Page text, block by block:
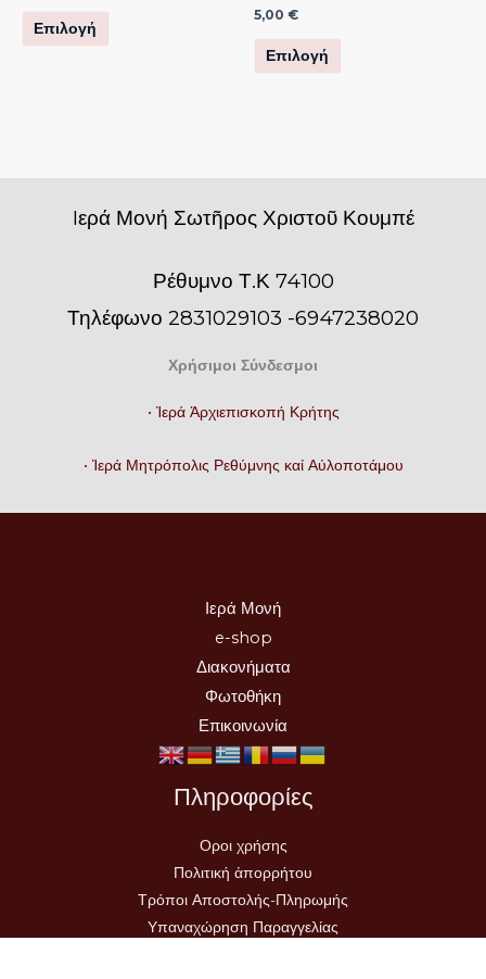
Επιλογή
στη
5,00 €
Επιλογή
σελίδα
Iερά Μονή Σωτῆρος Χριστοῦ Κουμπέ
Ρέθυμνο Τ.Κ 74100
Τηλέφωνο 2831029103 -6947238020
Χρήσιμοι Σύνδεσμοι
• Ἱερά Ἀρχιεπισκοπή Κρήτης
• Ἱερά Μητρόπολις Ρεθύμνης καί Αὐλοποτάμου
Ιερά Μονή
e-shop
Διακονήματα
Φωτοθήκη
Επικοινωνία
Πληροφορίες
Οροι χρήσης
Πολιτική ἀπορρήτου
Τρόποι Αποστολής-Πληρωμής
Υπαναχώρηση Παραγγελίας